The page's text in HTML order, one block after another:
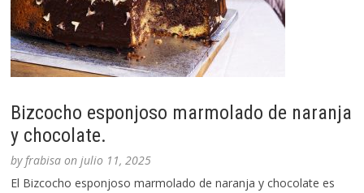
Bizcocho esponjoso marmolado de naranja
y chocolate.
byfrabisa onjulio 11, 2025
El Bizcocho esponjoso marmolado de naranja y chocolate es